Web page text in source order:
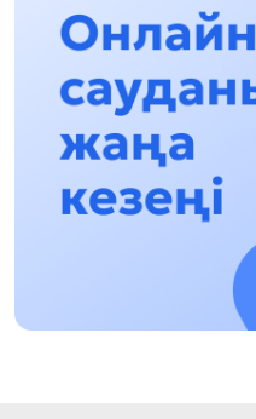
12:01, 28 Shilde 2026
Abzal Dostıar: Dýman
túrmesine aýystyrýy
16:15, 27 Shilde 2026
Óskenbaı Qulataıuly:
17:46, 26 Shilde 2026